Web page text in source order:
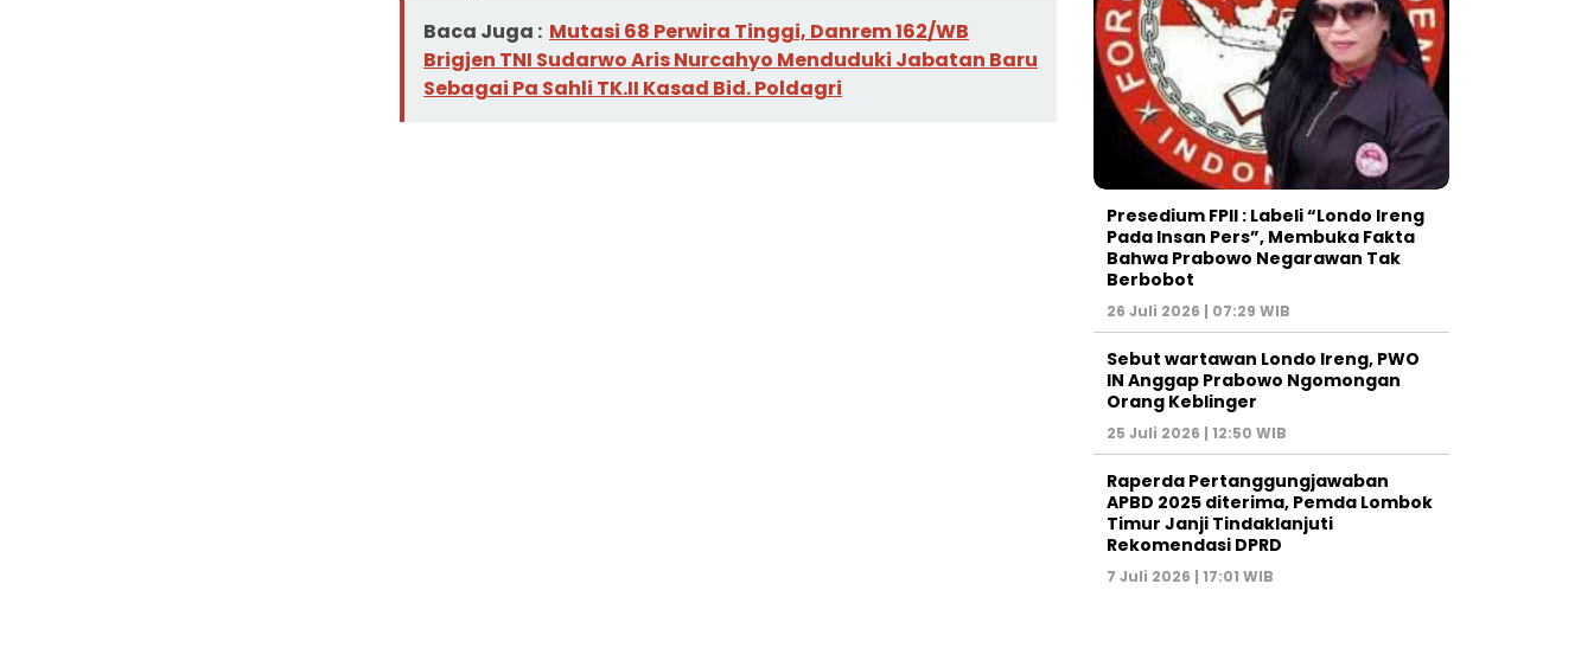
Baca Juga : Mutasi 68 Perwira Tinggi, Danrem 162/WB
Brigjen TNI Sudarwo Aris Nurcahyo Menduduki Jabatan Baru
Sebagai Pa Sahli TK.II Kasad Bid. Poldagri
Presedium FPII : Labeli “Londo Ireng
Pada Insan Pers”, Membuka Fakta
Bahwa Prabowo Negarawan Tak
Berbobot
26 Juli 2026 | 07:29 WIB
Sebut wartawan Londo Ireng, PWO
IN Anggap Prabowo Ngomongan
Orang Keblinger
25 Juli 2026 | 12:50 WIB
Raperda Pertanggungjawaban
APBD 2025 diterima, Pemda Lombok
Timur Janji Tindaklanjuti
Rekomendasi DPRD
7 Juli 2026 | 17:01 WIB